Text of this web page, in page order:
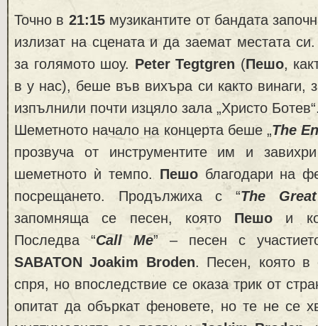
Точно в 21:15музикантите от бандата
излизат на сцената и да заемат местата
за голямото шоу. Peter Tegtgren (Пешо,
в у нас), беше във вихъра си както винаги,
изпълнили почти изцяло зала „Христо
Шеметното начало на концерта беше „The
прозвуча от инструментите им и
шеметното ѝ темпо. Пешоблагодари на
посрещането. Продължиха с “The
запомняща се песен, която Пешо и
Последва “Call Me” – песен с
SABATON Joakim Broden. Песен, която в
спря, но впоследствие се оказа трик от
опитат да объркат феновете, но те не се